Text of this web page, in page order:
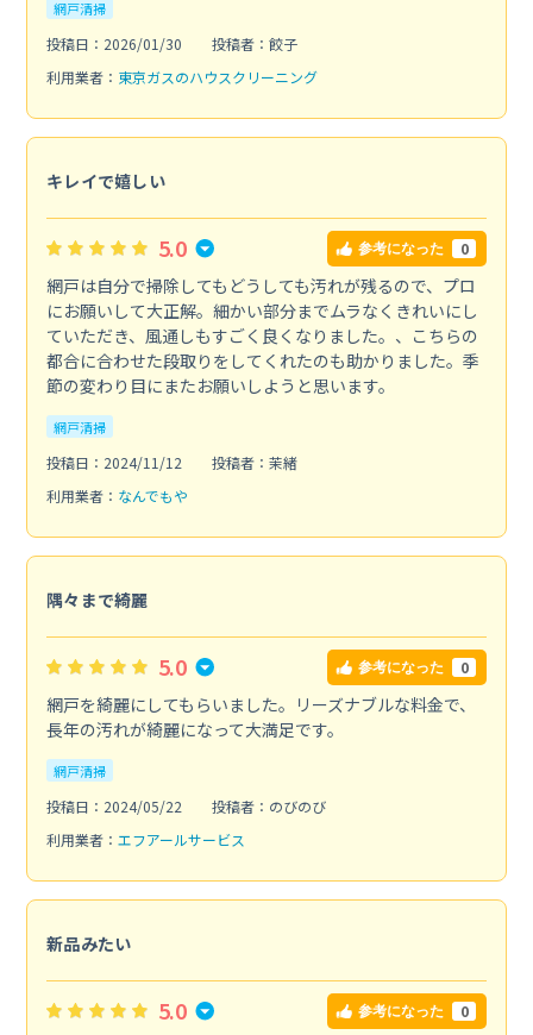
網戸清掃
投稿日：2026/01/30
投稿者：餃子
利用業者： 東京ガスのハウスクリーニング
キレイで嬉しい
5.0 参考になった 0
網戸は自分で掃除してもどうしても汚れが残るので、プロ
にお願いして大正解。細かい部分までムラなくきれいにし
ていただき、風通しもすごく良くなりました。、こちらの
都合に合わせた段取りをしてくれたのも助かりました。季
節の変わり目にまたお願いしようと思います。
網戸清掃
投稿日：2024/11/12
投稿者：茉緒
利用業者： なんでもや
隅々まで綺麗
5.0 参考になった 0
網戸を綺麗にしてもらいました。リーズナブルな料金で、
長年の汚れが綺麗になって大満足です。
網戸清掃
投稿日：2024/05/22
投稿者：のびのび
利用業者： エフアールサービス
新品みたい
5.0 参考になった 0